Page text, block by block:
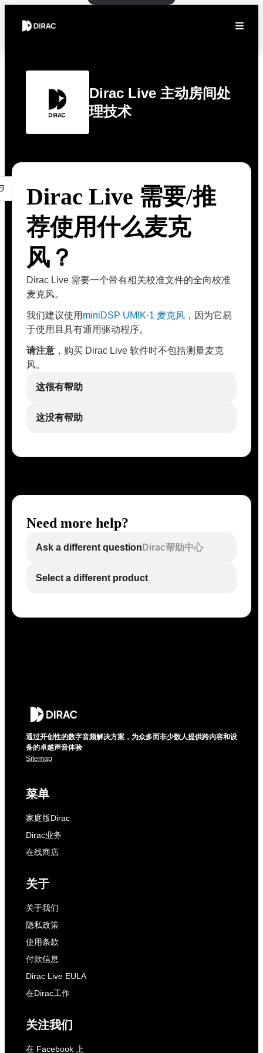
Dirac Live 主动房间处
理技术
Dirac Live 需要/推
荐使用什么麦克
风？
Dirac Live 需要一个带有相关校准文件的全向校准
麦克风。
我们建议使用 miniDSP UMIK-1 麦克风 ，因为它易
于使用且具有通用驱动程序。
请注意 ，购买 Dirac Live 软件时不包括测量麦克
风。
这很有帮助
这没有帮助
Need more help?
Ask a different question Dirac帮助中心
Select a different product
通过开创性的数字音频解决方案，为众多而非少数人提供跨内容和设
备的卓越声音体验
Sitemap
菜单
家庭版Dirac
Dirac业务
在线商店
关于
关于我们
隐私政策
使用条款
付款信息
Dirac Live EULA
在Dirac工作
关注我们
在 Facebook 上